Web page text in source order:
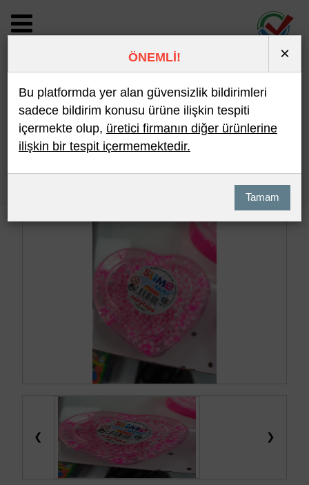
BİLDİRİM DETAYI
Son 10 Bildirim En Çok İncelenen
❮ ❯
ÖNEMLİ! ×
Bu platformda yer alan güvensizlik bildirimleri
sadece bildirim konusu ürüne ilişkin tespiti
içermekte olup, üretici firmanın diğer ürünlerine
ilişkin bir tespit içermemektedir.
Tamam